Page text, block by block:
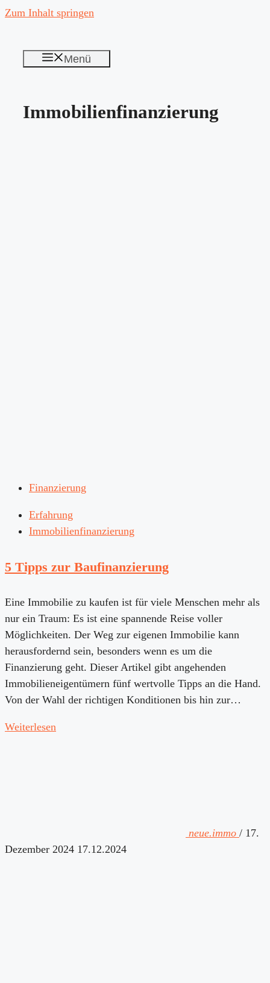
Zum Inhalt springen
Menü
Immobilienfinanzierung
Finanzierung
Erfahrung
Immobilienfinanzierung
5 Tipps zur Baufinanzierung
Eine Immobilie zu kaufen ist für viele Menschen mehr als
nur ein Traum: Es ist eine spannende Reise voller
Möglichkeiten. Der Weg zur eigenen Immobilie kann
herausfordernd sein, besonders wenn es um die
Finanzierung geht. Dieser Artikel gibt angehenden
Immobilieneigentümern fünf wertvolle Tipps an die Hand.
Von der Wahl der richtigen Konditionen bis hin zur…
Weiterlesen
neue.immo / 17.
Dezember 2024 17.12.2024